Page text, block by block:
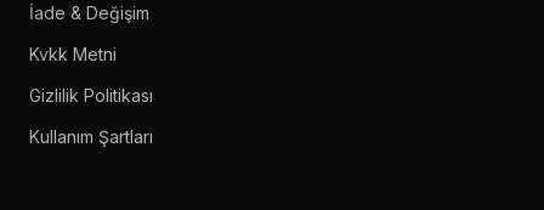
İade & Değişim
Kvkk Metni
Gizlilik Politikası
Kullanım Şartları